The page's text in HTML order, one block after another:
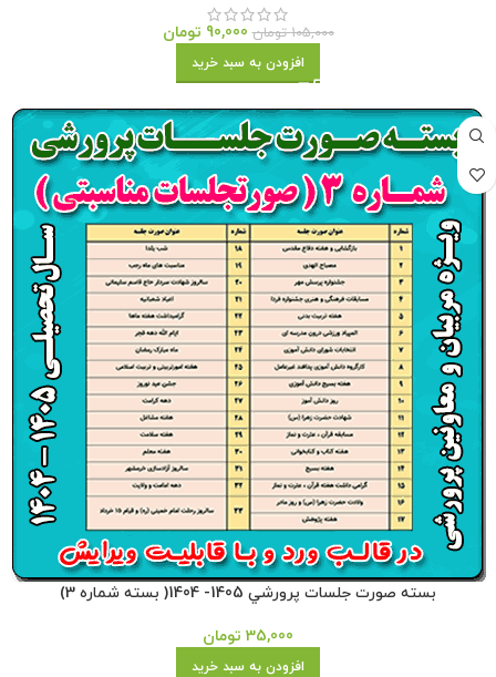
105,000 تومان 90,000 تومان
افزودن به سبد خرید
بسته صورت جلسات پرورشي 1405- 1404( بسته شماره 3)
35,000 تومان
افزودن به سبد خرید